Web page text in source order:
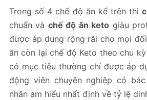
Trong số 4 chế độ ăn kể trên thì
chuẩn và chế độ ăn keto giàu
được áp dụng rộng rãi cho mọi
ăn còn lại chế độ Keto theo chu
có mục tiêu thường chỉ được áp
động viên chuyên nghiệp có
nhân am hiểu nhất định về tỷ lệ